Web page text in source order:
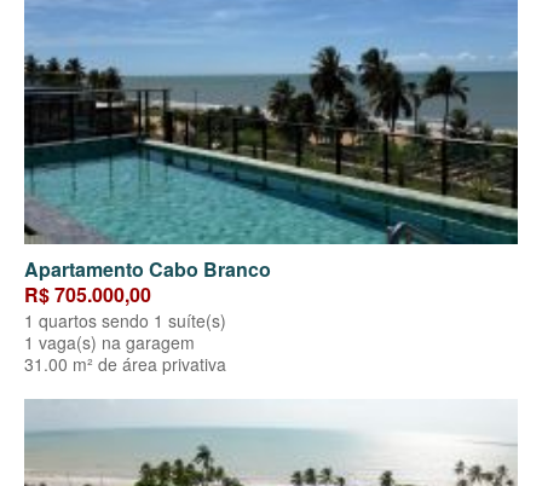
Apartamento Cabo Branco
R$ 705.000,00
1 quartos sendo 1 suíte(s)
1 vaga(s) na garagem
31.00 m² de área privativa